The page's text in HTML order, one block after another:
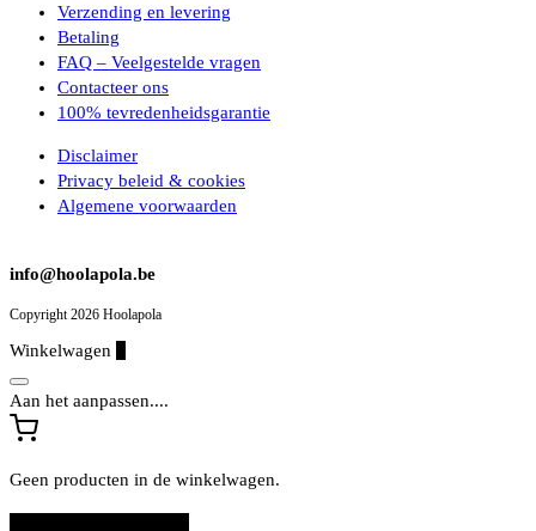
heeft
variaties.
optie
worden
op
Verzending en levering
Betaling
FAQ – Veelgestelde vragen
Contacteer ons
100% tevredenheidsgarantie
Disclaimer
Privacy beleid & cookies
Algemene voorwaarden
info@hoolapola.be
Copyright 2026 Hoolapola
Winkelwagen
Aan het aanpassen....
Geen producten in de winkelwagen.